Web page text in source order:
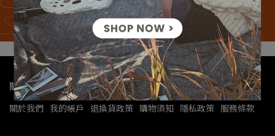
關於我們
關於我們 我的帳戶 退換貨政策 購物須知 隱私政策 服務條款